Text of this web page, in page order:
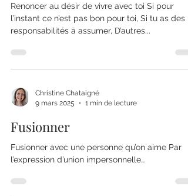
Renoncer au désir de vivre avec toi Si pour
l’instant ce n’est pas bon pour toi, Si tu as des
responsabilités à assumer, D’autres...
Christine Chataigné
9 mars 2025
1 min de lecture
Fusionner
Fusionner avec une personne qu’on aime Par
l’expression d’union impersonnelle…